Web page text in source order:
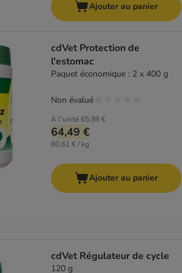
Ajouter au panier
cdVet Protection de
l'estomac
Paquet économique : 2 x 400 g
À l'unité 65,98 €
64,49 €
80,61 € / kg
Non évalué
Ajouter au panier
cdVet Régulateur de cycle
120 g